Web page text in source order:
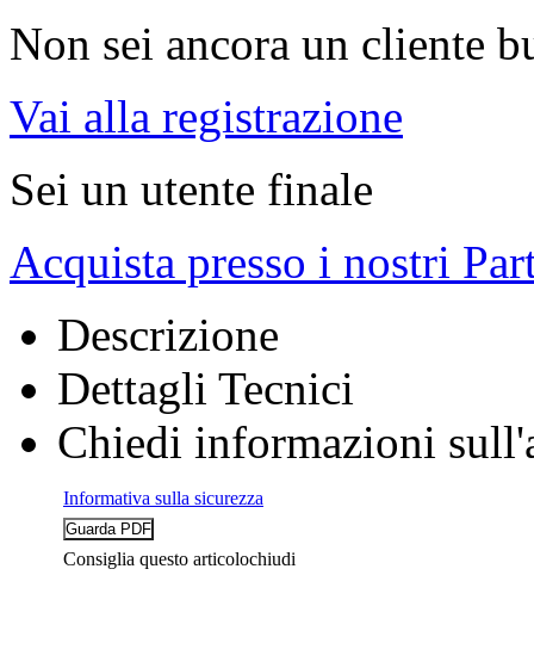
Non sei ancora un cliente
Vai alla registrazione
Sei un utente finale
Acquista presso i nostri
Descrizione
Dettagli Tecnici
Chiedi informazioni
Informativa sulla sicurezza
Consiglia questo articolochiudi